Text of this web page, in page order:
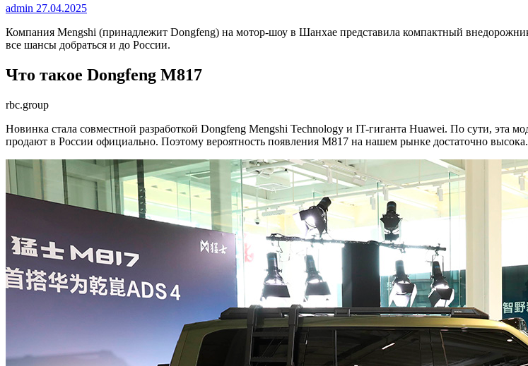
admin 27.04.2025
Компания Mengshi (принадлежит Dongfeng) на мотор-шоу в Шанхае представила компактный
все шансы добраться и до России.
Что такое Dongfeng M817
rbc.group
Новинка стала совместной разработкой Dongfeng Mengshi Technology и IT-гиганта Huawei. По сути, эта
продают в России официально. Поэтому вероятность появления M817 на нашем рынке достаточно высока.